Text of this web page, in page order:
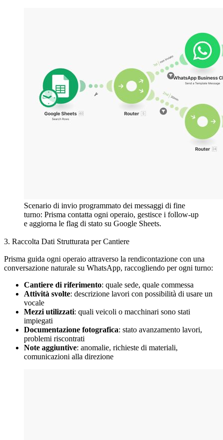
Scenario di invio programmato dei messaggi di fine
turno: Prisma contatta ogni operaio, gestisce i follow-up
e aggiorna le flag di stato su Google Sheets.
3. Raccolta Dati Strutturata per Cantiere
Prisma guida ogni operaio attraverso la rendicontazione con una
conversazione naturale su WhatsApp, raccogliendo per ogni turno:
Cantiere di riferimento: quale sede, quale commessa
Attività svolte: descrizione lavori con possibilità di usare un
vocale
Mezzi utilizzati: quali veicoli o macchinari sono stati
impiegati
Documentazione fotografica: stato avanzamento lavori,
problemi riscontrati
Note aggiuntive: anomalie, richieste di materiali,
comunicazioni alla direzione